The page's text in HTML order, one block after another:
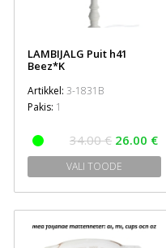
LAMBIJALG Puit h41
Beez*K
Artikkel: 3-1831B
Pakis: 1
34.00 € 26.00 €
VALI TOODE